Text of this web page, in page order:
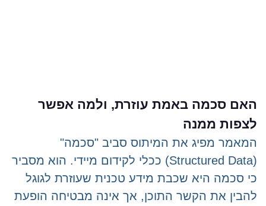
האם סכמה באמת עוזרת, ולמה אפשר
לצפות ממנה
המאמר מפיג את המיתוס סביב "סכמה"
(Structured Data) ככלי לקידום מיידי. הוא מסביר
כי סכמה היא שכבת מידע טכנית שעוזרת לגוגל
להבין את הקשר התוכן, אך אינה מבטיחה הופעת